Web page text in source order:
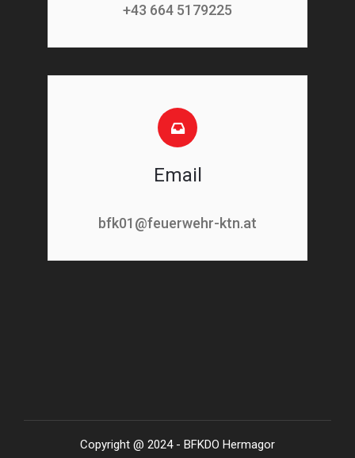
+43 664 5179225
Email
bfk01@feuerwehr-ktn.at
Copyright @ 2024 - BFKDO Hermagor